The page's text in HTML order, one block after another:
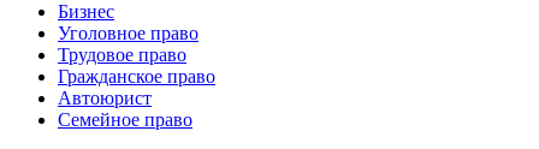
Бизнес
Уголовное право
Трудовое право
Гражданское право
Автоюрист
Семейное право